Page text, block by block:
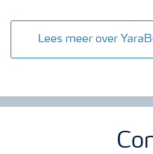
Lees meer over